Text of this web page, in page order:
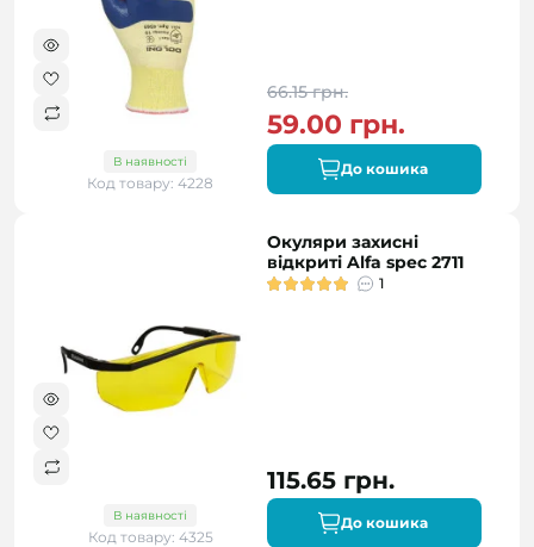
В наявності
Код товару: 4228
66.15 грн.
59.00 грн.
До кошика
В наявності
Код товару: 4325
Окуляри захисні
відкриті Alfa spec 2711
1
115.65 грн.
До кошика